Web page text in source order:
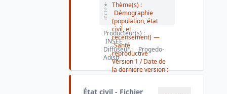
Thème(s) :
Démographie
(population, état
civil, et
recensement) —
Santé
reproductive
Version 1 / Date de
la dernière version :
Producteur(s) :
INSEE ;
Diffuseur :
Progedo-
Adisp
État civil - Fichier